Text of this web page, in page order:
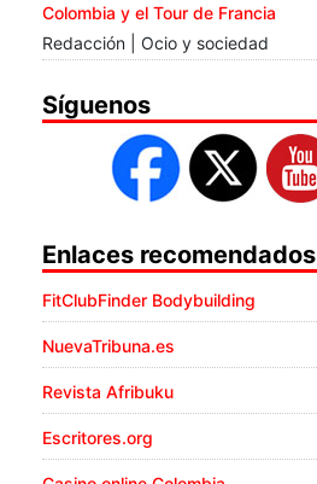
Colombia y el Tour de Francia
Redacción | Ocio y sociedad
Síguenos
Enlaces recomendados
FitClubFinder Bodybuilding
NuevaTribuna.es
Revista Afribuku
Escritores.org